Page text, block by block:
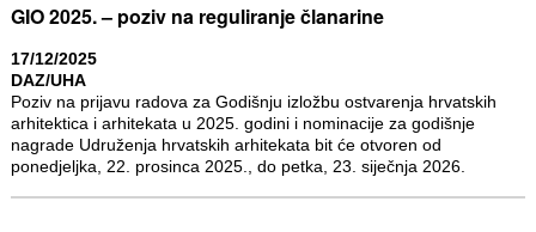
GIO 2025. – poziv na reguliranje članarine
17/12/2025
DAZ/UHA
Poziv na prijavu radova za Godišnju izložbu ostvarenja hrvatskih
arhitektica i arhitekata u 2025. godini i nominacije za godišnje
nagrade Udruženja hrvatskih arhitekata bit će otvoren od
ponedjeljka, 22. prosinca 2025., do petka, 23. siječnja 2026.